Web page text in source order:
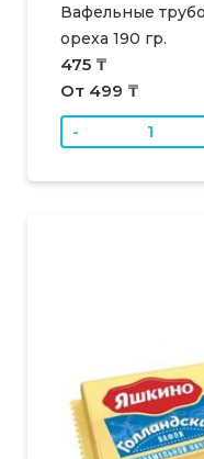
Вафельные
ореха 190 гр.
475 ₸
От 499 ₸
-